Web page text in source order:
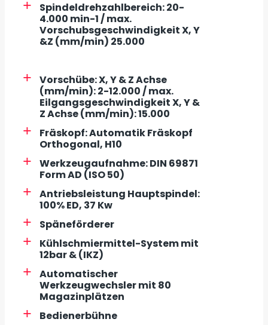
Spindeldrehzahlbereich: 20-
4.000 min-1 / max.
Vorschubsgeschwindigkeit X, Y
&Z (mm/min) 25.000
Vorschübe: X, Y & Z Achse
(mm/min): 2-12.000 / max.
Eilgangsgeschwindigkeit X, Y &
Z Achse (mm/min): 15.000
Fräskopf: Automatik Fräskopf
Orthogonal, H10
Werkzeugaufnahme: DIN 69871
Form AD (ISO 50)
Antriebsleistung Hauptspindel:
100% ED, 37 Kw
Späneförderer
Kühlschmiermittel-System mit
12bar & (IKZ)
Automatischer
Werkzeugwechsler mit 80
Magazinplätzen
Bedienerbühne